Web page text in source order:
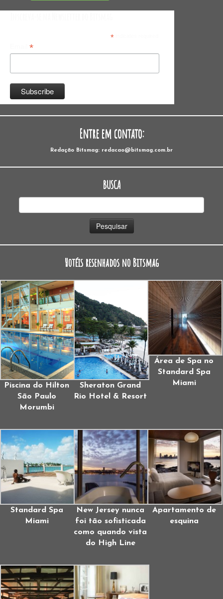
*indicates required
*
Entre em contato:
Redação Bitsmag: redacao@bitsmag.com.br
BUSCA
Hotéis resenhados no Bitsmag
Piscina do Hilton
São Paulo
Morumbi
Sheraton Grand
Rio Hotel & Resort
Área de Spa no
Standard Spa
Miami
Standard Spa
Miami
New Jersey nunca
foi tão sofisticada
como quando vista
do High Line
Apartamento de
esquina